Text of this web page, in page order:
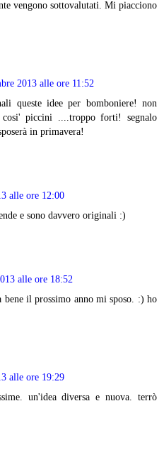
vengono sottovalutati. Mi piacciono
2013 alle ore 11:52
queste idee per bomboniere! non
cosi' piccini ....troppo forti! segnalo
in primavera!
alle ore 12:00
e sono davvero originali :)
alle ore 18:52
bene il prossimo anno mi sposo. :) ho
alle ore 19:29
un'idea diversa e nuova. terrò